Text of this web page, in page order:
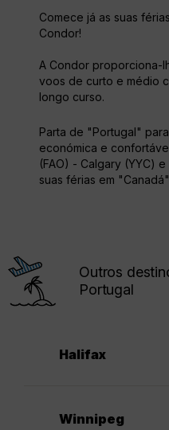
Comece já as suas
Condor!
A Condor proporciona-
voos de curto e médio
longo curso.
Parta de "Portugal"
económica e
(FAO) - Calgary (YYC)
suas férias em
Outros
Portugal
Halifax
Winnipeg